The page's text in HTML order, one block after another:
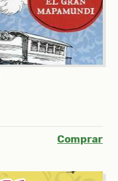
Comprar